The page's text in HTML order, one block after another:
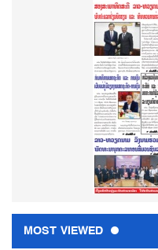
MOST VIEWED